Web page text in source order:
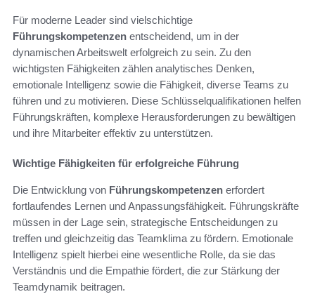
Für moderne Leader sind vielschichtige
Führungskompetenzen entscheidend, um in der
dynamischen Arbeitswelt erfolgreich zu sein. Zu den
wichtigsten Fähigkeiten zählen analytisches Denken,
emotionale Intelligenz sowie die Fähigkeit, diverse Teams zu
führen und zu motivieren. Diese Schlüsselqualifikationen helfen
Führungskräften, komplexe Herausforderungen zu bewältigen
und ihre Mitarbeiter effektiv zu unterstützen.
Wichtige Fähigkeiten für erfolgreiche Führung
Die Entwicklung von Führungskompetenzen erfordert
fortlaufendes Lernen und Anpassungsfähigkeit. Führungskräfte
müssen in der Lage sein, strategische Entscheidungen zu
treffen und gleichzeitig das Teamklima zu fördern. Emotionale
Intelligenz spielt hierbei eine wesentliche Rolle, da sie das
Verständnis und die Empathie fördert, die zur Stärkung der
Teamdynamik beitragen.